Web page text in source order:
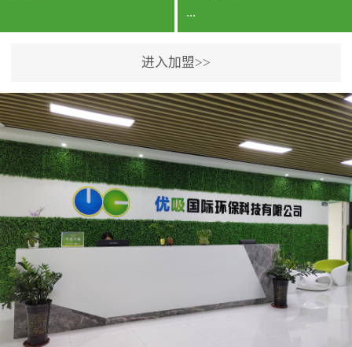
...
专利保护优势、双甲资质
企业（“室内环境净化治理
甲级施工资质”“室内环境
污染治理资质等级证
书”）、拥有多名高级《环
境工程高级工程师》室内
空气治理资格认证的治理
人员、掌握室内空气净化
治理实用技术和五项专利
技术、八项计算机软件著
作权登记证书等。研发实
进入加盟>>